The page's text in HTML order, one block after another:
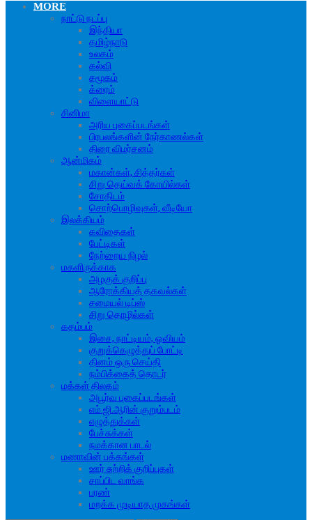
MORE
நாட்டு நடப்பு
இந்தியா
தமிழ்நாடு
உலகம்
கல்வி
சமூகம்
க்ரைம்
விளையாட்டு
சினிமா
அரிய புகைப்படங்கள்
பிரபலங்களின் நேர்காணல்கள்
திரை விமர்சனம்
ஆன்மிகம்
மகான்கள், சித்தர்கள்
சிறு தெய்வக் கோயில்கள்
சோதிடம்
சொற்பொழிவுகள், வீடியோ
இலக்கியம்
கவிதைகள்
பேட்டிகள்
நேற்றைய நிழல்
மகளிருக்காக
அழகுக் குறிப்பு
ஆரோக்கியத் தகவல்கள்
சமையல் டிப்ஸ்
சிறு தொழில்கள்
கதம்பம்
இசை, நாட்டியம், ஓவியம்
குறுக்கெழுத்துப் போட்டி
தினம் ஒரு செய்தி
நம்பிக்கைத் தொடர்
மக்கள் திலகம்
அபூர்வ புகைப்படங்கள்
எம்.ஜி.ஆரின் குறும்படம்
எழுத்துக்கள்
பேச்சுக்கள்
நமக்கான பாடல்
மணாவின் பக்கங்கள்
ஊர் சுற்றிக் குறிப்புகள்
சாப்பிட வாங்க
பரண்
மறக்க முடியாத முகங்கள்